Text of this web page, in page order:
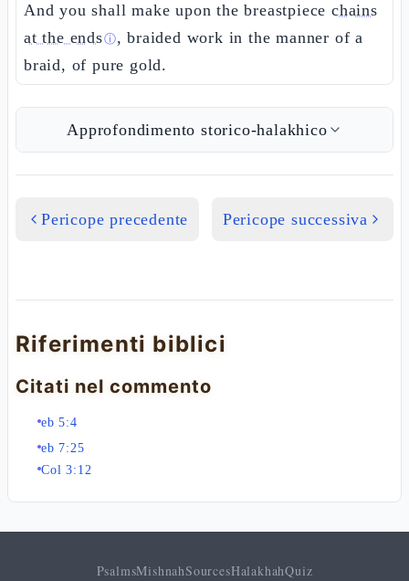
And you shall make upon the breastpiece chains
at the endsⓘ, braided work in the manner of a
braid, of pure gold.
Approfondimento storico-halakhico
Pericope precedente Pericope successiva
Riferimenti biblici
Citati nel commento
eb 5:4
eb 7:25
Col 3:12
PsalmsMishnahSourcesHalakhahQuiz